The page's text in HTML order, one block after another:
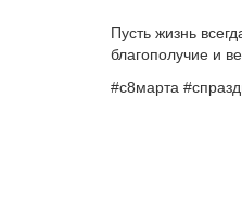
Пусть жизнь
благополучие и
#с8марта